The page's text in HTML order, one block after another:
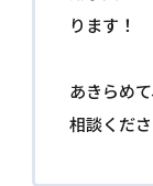
ります！
あきらめ
相談くだ